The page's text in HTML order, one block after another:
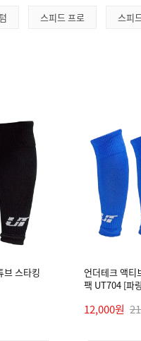
스피드 프로 스피
브 스타킹
언더테크 액티
팩 UT704 [파
12,000원